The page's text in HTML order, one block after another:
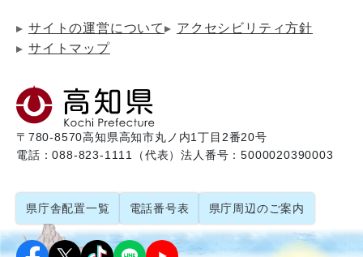
サイトの運営について
アクセシビリティ方針
サイトマップ
〒780-8570高知県高知市丸ノ内1丁目2番20号
電話：088-823-1111（代表）法人番号：5000020390003
県庁舎配置一覧 電話番号表 県庁周辺のご案内